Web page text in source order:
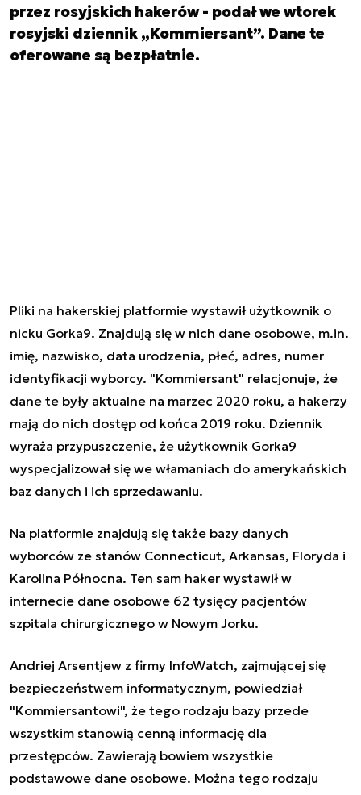
przez rosyjskich hakerów - podał we wtorek
rosyjski dziennik „Kommiersant”. Dane te
oferowane są bezpłatnie.
Pliki na hakerskiej platformie wystawił użytkownik o
nicku Gorka9. Znajdują się w nich dane osobowe, m.in.
imię, nazwisko, data urodzenia, płeć, adres, numer
identyfikacji wyborcy. "Kommiersant" relacjonuje, że
dane te były aktualne na marzec 2020 roku, a hakerzy
mają do nich dostęp od końca 2019 roku. Dziennik
wyraża przypuszczenie, że użytkownik Gorka9
wyspecjalizował się we włamaniach do amerykańskich
baz danych i ich sprzedawaniu.
Na platformie znajdują się także bazy danych
wyborców ze stanów Connecticut, Arkansas, Floryda i
Karolina Północna. Ten sam haker wystawił w
internecie dane osobowe 62 tysięcy pacjentów
szpitala chirurgicznego w Nowym Jorku.
Andriej Arsentjew z firmy InfoWatch, zajmującej się
bezpieczeństwem informatycznym, powiedział
"Kommiersantowi", że tego rodzaju bazy przede
wszystkim stanowią cenną informację dla
przestępców. Zawierają bowiem wszystkie
podstawowe dane osobowe. Można tego rodzaju